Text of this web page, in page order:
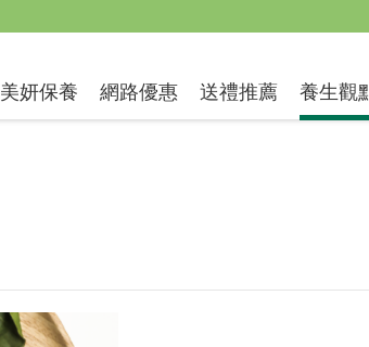
美妍保養 網路優惠 送禮推薦 養生觀